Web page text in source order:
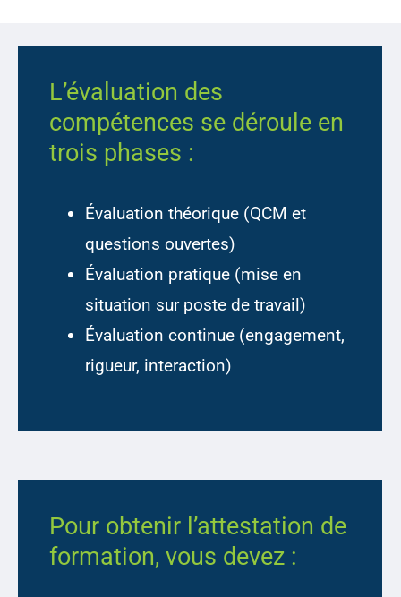
L’évaluation des
compétences se déroule en
trois phases :
Évaluation théorique (QCM et
questions ouvertes)
Évaluation pratique (mise en
situation sur poste de travail)
Évaluation continue (engagement,
rigueur, interaction)
Pour obtenir l’attestation de
formation, vous devez :